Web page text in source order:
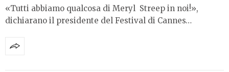
«Tutti abbiamo qualcosa di Meryl Streep in noi!»,
dichiarano il presidente del Festival di Cannes…